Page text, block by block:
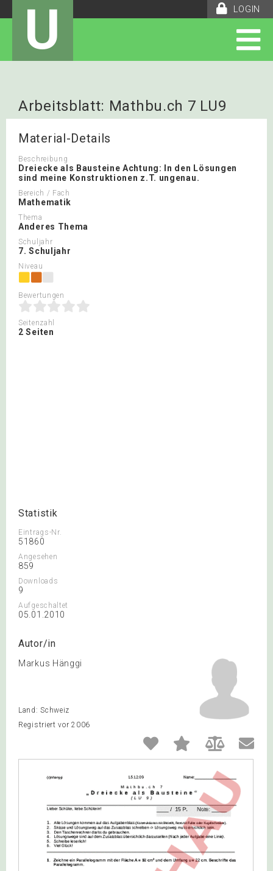
LOGIN
U
Arbeitsblatt: Mathbu.ch 7 LU9
(Prüfung)
Material-Details
Beschreibung
Dreiecke als Bausteine Achtung: In den Lösungen
sind meine Konstruktionen z.T. ungenau.
Bereich / Fach
Mathematik
Thema
Anderes Thema
Schuljahr
7. Schuljahr
Niveau
Bewertungen
Seitenzahl
2 Seiten
Statistik
Eintrags-Nr.
51860
Angesehen
859
Downloads
9
Aufgeschaltet
05.01.2010
Autor/in
Markus Hänggi
Land: Schweiz
Registriert vor 2006